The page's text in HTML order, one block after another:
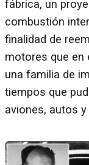
fábrica, un
combustión
finalidad de
motores que
una familia de
tiempos que
aviones, autos